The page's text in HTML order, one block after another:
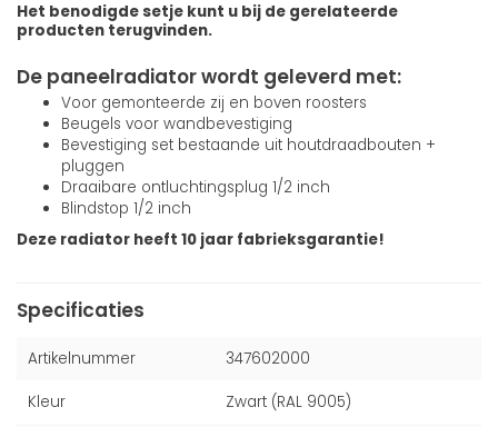
Het benodigde setje kunt u bij de gerelateerde
producten terugvinden.
De paneelradiator wordt geleverd met:
Voor gemonteerde zij en boven roosters
Beugels voor wandbevestiging
Bevestiging set bestaande uit houtdraadbouten +
pluggen
Draaibare ontluchtingsplug 1/2 inch
Blindstop 1/2 inch
Deze radiator heeft 10 jaar fabrieksgarantie!
Specificaties
Artikelnummer 347602000
Kleur Zwart (RAL 9005)